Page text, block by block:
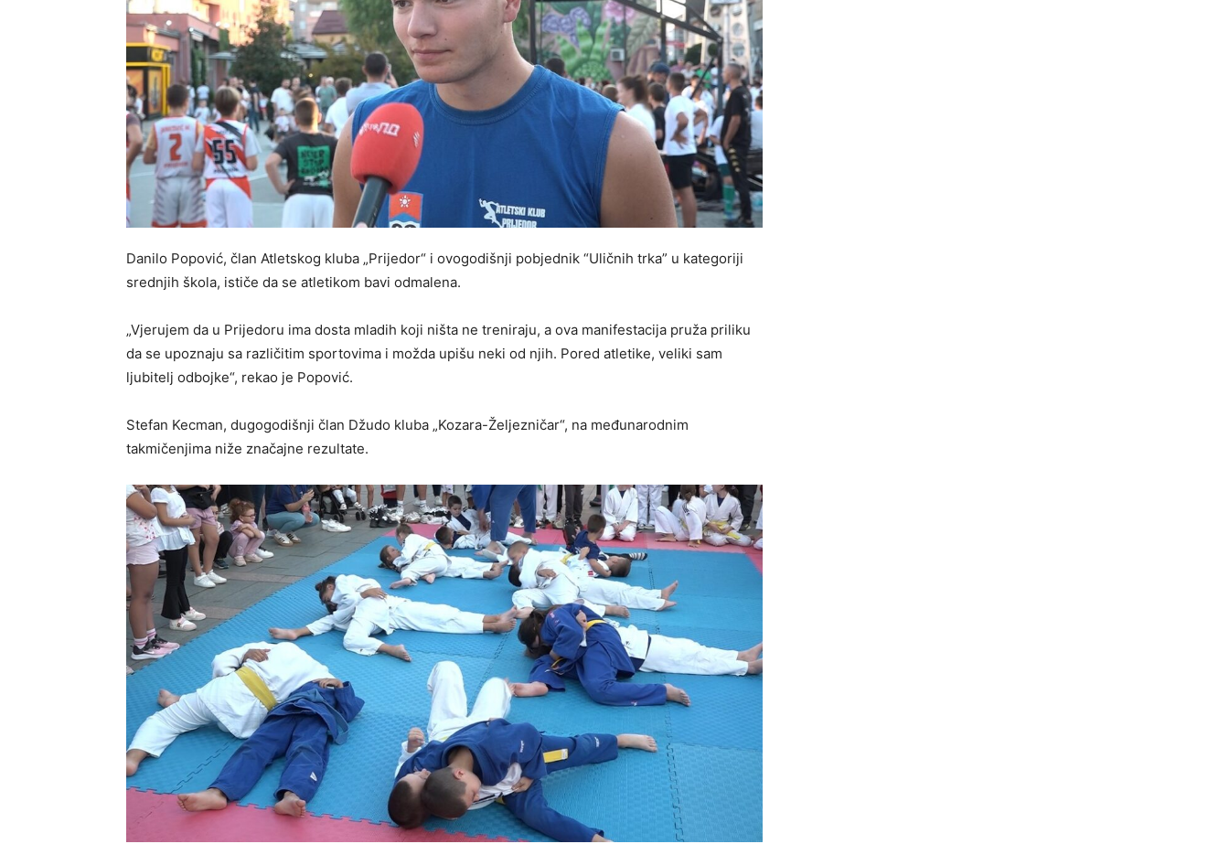
Danilo Popović, član Atletskog kluba „Prijedor“ i ovogodišnji pobjednik “Uličnih trka” u kategoriji
srednjih škola, ističe da se atletikom bavi odmalena.
„Vjerujem da u Prijedoru ima dosta mladih koji ništa ne treniraju, a ova manifestacija pruža priliku
da se upoznaju sa različitim sportovima i možda upišu neki od njih. Pored atletike, veliki sam
ljubitelj odbojke“, rekao je Popović.
Stefan Kecman, dugogodišnji član Džudo kluba „Kozara-Željezničar“, na međunarodnim
takmičenjima niže značajne rezultate.